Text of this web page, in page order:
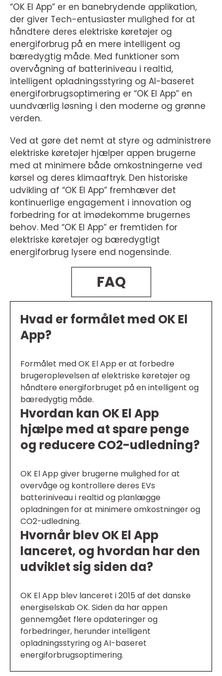
“OK El App” er en banebrydende applikation,
der giver Tech-entusiaster mulighed for at
håndtere deres elektriske køretøjer og
energiforbrug på en mere intelligent og
bæredygtig måde. Med funktioner som
overvågning af batteriniveau i realtid,
intelligent opladningsstyring og AI-baseret
energiforbrugsoptimering er “OK El App” en
uundværlig løsning i den moderne og grønne
verden.
Ved at gøre det nemt at styre og administrere
elektriske køretøjer hjælper appen brugerne
med at minimere både omkostningerne ved
kørsel og deres klimaaftryk. Den historiske
udvikling af “OK El App” fremhæver det
kontinuerlige engagement i innovation og
forbedring for at imødekomme brugernes
behov. Med “OK El App” er fremtiden for
elektriske køretøjer og bæredygtigt
energiforbrug lysere end nogensinde.
FAQ
Hvad er formålet med OK El
App?
Formålet med OK El App er at forbedre
brugeroplevelsen af elektriske køretøjer og
håndtere energiforbruget på en intelligent og
bæredygtig måde.
Hvordan kan OK El App
hjælpe med at spare penge
og reducere CO2-udledning?
OK El App giver brugerne mulighed for at
overvåge og kontrollere deres EVs
batteriniveau i realtid og planlægge
opladningen for at minimere omkostninger og
CO2-udledning.
Hvornår blev OK El App
lanceret, og hvordan har den
udviklet sig siden da?
OK El App blev lanceret i 2015 af det danske
energiselskab OK. Siden da har appen
gennemgået flere opdateringer og
forbedringer, herunder intelligent
opladningsstyring og AI-baseret
energiforbrugsoptimering.